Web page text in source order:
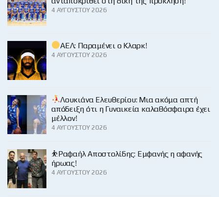
4 ΑΥΓΟΎΣΤΟΥ 2026
ΑΕΛ: Παραμένει ο Κλαρκ!
4 ΑΥΓΟΎΣΤΟΥ 2026
Λουκιάνα Ελευθερίου: Μια ακόμα απτή
απόδειξη ότι η Γυναικεία καλαθόσφαιρα έχει
μέλλον!
4 ΑΥΓΟΎΣΤΟΥ 2026
⛹️Ραφαήλ Αποστολίδης: Εμφανής η αφανής
ήρωας!
4 ΑΥΓΟΎΣΤΟΥ 2026